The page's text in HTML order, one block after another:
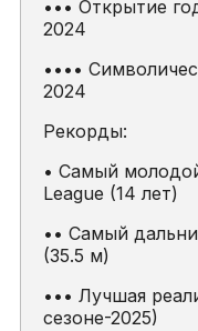
••• Открытие
2024
••••
2024
Рекорды:
• Самый
League (14 лет)
•• Самый
(35.5 м)
••• Лучшая
сезоне-2025)